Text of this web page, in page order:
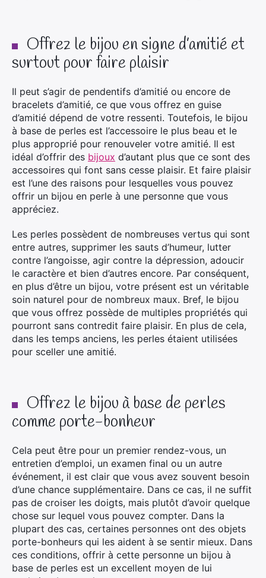
Offrez le bijou en signe d’amitié et
surtout pour faire plaisir
Il peut s’agir de pendentifs d’amitié ou encore de
bracelets d’amitié, ce que vous offrez en guise
d’amitié dépend de votre ressenti. Toutefois, le bijou
à base de perles est l’accessoire le plus beau et le
plus approprié pour renouveler votre amitié. Il est
idéal d’offrir des bijoux d’autant plus que ce sont des
accessoires qui font sans cesse plaisir. Et faire plaisir
est l’une des raisons pour lesquelles vous pouvez
offrir un bijou en perle à une personne que vous
appréciez.
Les perles possèdent de nombreuses vertus qui sont
entre autres, supprimer les sauts d’humeur, lutter
contre l’angoisse, agir contre la dépression, adoucir
le caractère et bien d’autres encore. Par conséquent,
en plus d’être un bijou, votre présent est un véritable
soin naturel pour de nombreux maux. Bref, le bijou
que vous offrez possède de multiples propriétés qui
pourront sans contredit faire plaisir. En plus de cela,
dans les temps anciens, les perles étaient utilisées
pour sceller une amitié.
Offrez le bijou à base de perles
comme porte-bonheur
Cela peut être pour un premier rendez-vous, un
entretien d’emploi, un examen final ou un autre
événement, il est clair que vous avez souvent besoin
d’une chance supplémentaire. Dans ce cas, il ne suffit
pas de croiser les doigts, mais plutôt d’avoir quelque
chose sur lequel vous pouvez compter. Dans la
plupart des cas, certaines personnes ont des objets
porte-bonheurs qui les aident à se sentir mieux. Dans
ces conditions, offrir à cette personne un bijou à
base de perles est un excellent moyen de lui